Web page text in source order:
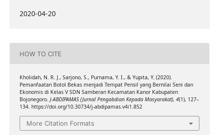
2020-04-20
HOW TO CITE
Kholidah, N. R. J., Sarjono, S., Purnama, Y. I., & Yupita, Y. (2020).
Pemanfaatan Botol Bekas menjadi Tempat Pensil yang Bernilai Seni dan
Ekonomis di Kelas V SDN Samberan Kecamatan Kanor Kabupaten
Bojonegoro. J-ABDIPAMAS (Jurnal Pengabdian Kepada Masyarakat), 4(1), 127–
134. https://doi.org/10.30734/j-abdipamas.v4i1.852
More Citation Formats